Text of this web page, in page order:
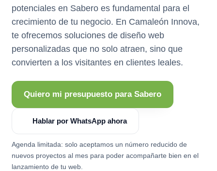
potenciales en Sabero es fundamental para el
crecimiento de tu negocio. En Camaleón Innova,
te ofrecemos soluciones de diseño web
personalizadas que no solo atraen, sino que
convierten a los visitantes en clientes leales.
Quiero mi presupuesto para Sabero
Hablar por WhatsApp ahora
Agenda limitada: solo aceptamos un número reducido de
nuevos proyectos al mes para poder acompañarte bien en el
lanzamiento de tu web.